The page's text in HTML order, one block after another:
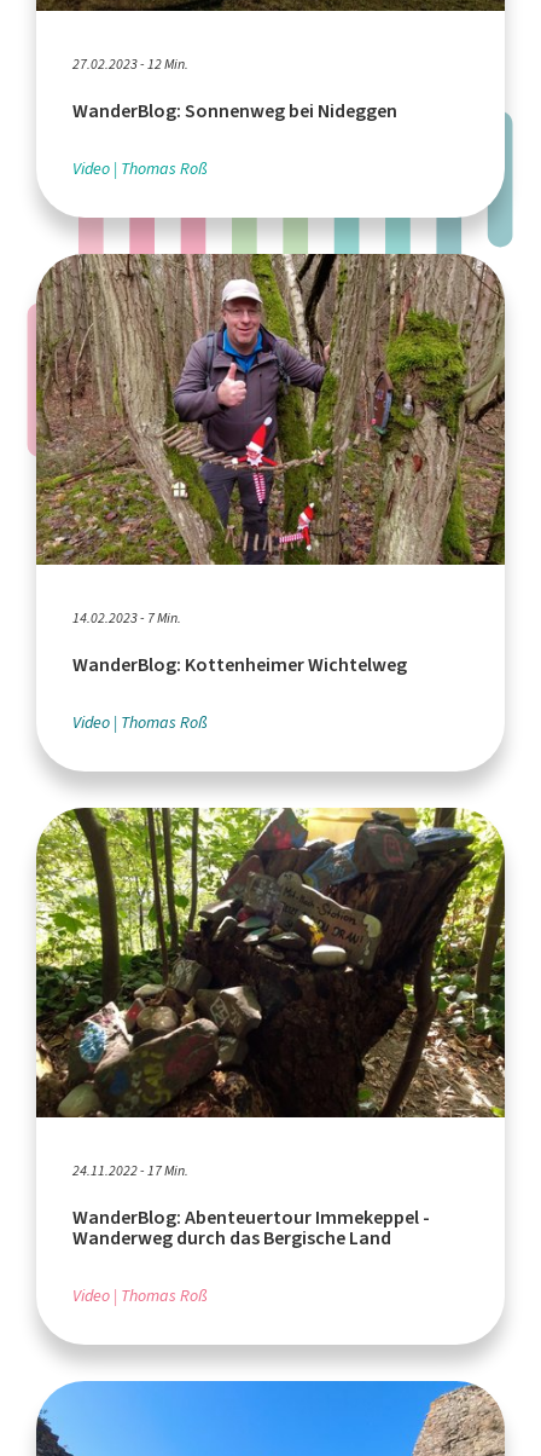
27.02.2023 - 12 Min.
WanderBlog: Sonnenweg bei Nideggen
Video Thomas Roß
14.02.2023 - 7 Min.
WanderBlog: Kottenheimer Wichtelweg
Video Thomas Roß
24.11.2022 - 17 Min.
WanderBlog: Abenteuertour Immekeppel -
Wanderweg durch das Bergische Land
Video Thomas Roß